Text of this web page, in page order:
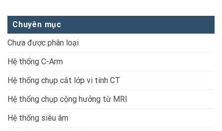
Chuyên mục
Chưa được phân loại
Hệ thống C-Arm
Hệ thống chụp cắt lớp vi tính CT
Hệ thống chụp cộng hưởng từ MRI
Hệ thống siêu âm